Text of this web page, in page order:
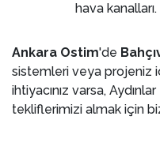
hava kanalları.
Ankara Ostim'de
sistemleri veya projeniz
ihtiyacınız varsa,
tekliflerimizi almak için